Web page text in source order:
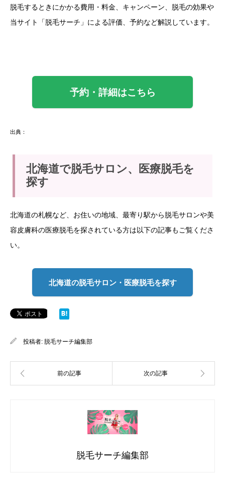
脱毛するときにかかる費用・料金、キャンペーン、脱毛の効果や
当サイト「脱毛サーチ」による評価、予約など解説しています。
予約・詳細はこちら
出典：
北海道で脱毛サロン、医療脱毛を
探す
北海道の札幌など、お住いの地域、最寄り駅から脱毛サロンや美
容皮膚科の医療脱毛を探されている方は以下の記事もご覧くださ
い。
北海道の脱毛サロン・医療脱毛を探す
投稿者: 脱毛サーチ編集部
脱毛サーチ編集部